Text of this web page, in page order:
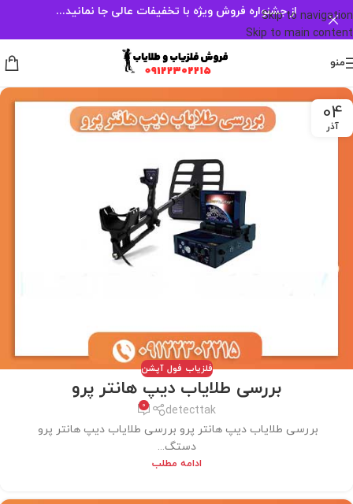
Skip to navigation
Skip to main content
از جشنواره فروش ویژه با تخفیفات عالی جا نمانید...
منو
04
آذر
فلزیاب فول آپشن
بررسی طلایاب دیپ هانتر پرو
detecttak
0
بررسی طلایاب دیپ هانتر پرو بررسی طلایاب دیپ هانتر پرو
دستگ...
ادامه مطلب